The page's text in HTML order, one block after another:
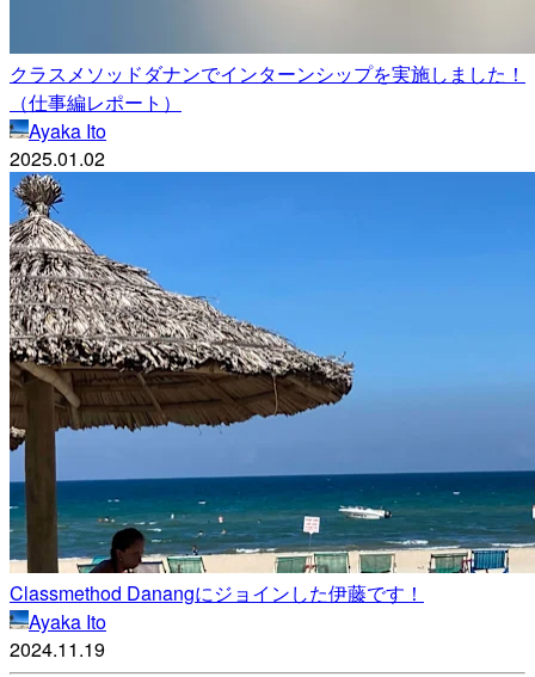
クラスメソッドダナンでインターンシップを実施しました！
（仕事編レポート）
Ayaka Ito
2025.01.02
Classmethod Danangにジョインした伊藤です！
Ayaka Ito
2024.11.19